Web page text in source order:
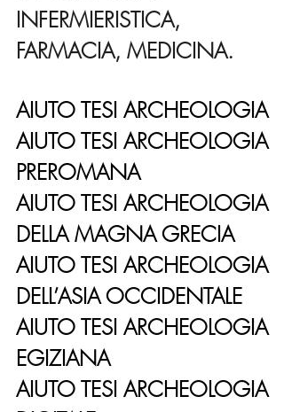
INFERMIERISTICA,
FARMACIA, MEDICINA.
AIUTO TESI ARCHEOLOGIA
AIUTO TESI ARCHEOLOGIA
PREROMANA
AIUTO TESI ARCHEOLOGIA
DELLA MAGNA GRECIA
AIUTO TESI ARCHEOLOGIA
DELL’ASIA OCCIDENTALE
AIUTO TESI ARCHEOLOGIA
EGIZIANA
AIUTO TESI ARCHEOLOGIA